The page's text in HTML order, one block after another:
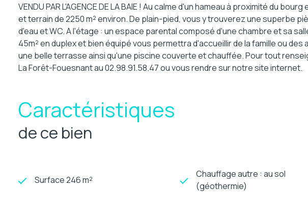
VENDU PAR L'AGENCE DE LA BAIE ! Au calme d'un hameau à proximité du
et terrain de 2250 m² environ. De plain-pied, vous y trouverez une superbe
d'eau et WC. A l'étage : un espace parental composé d'une chambre et sa
45m² en duplex et bien équipé vous permettra d'accueillir de la famille ou
une belle terrasse ainsi qu'une piscine couverte et chauffée. Pour tout
La Forêt-Fouesnant au 02.98.91.58.47 ou vous rendre sur notre site internet.
Caractéristiques
de ce bien
Surface 246 m²
Chauffage autre : au sol
(géothermie)